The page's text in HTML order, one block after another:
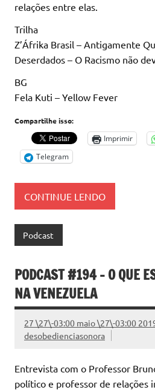
relações entre elas.
Trilha
Z’Áfrika Brasil – Antigamente
Deserdados – O Racismo não
BG
Fela Kuti – Yellow Fever
Compartilhe isso:
Imprimir
Telegram
CONTINUE LENDO
Podcast
PODCAST #194 – O QUE
NA VENEZUELA
27 \27\-03:00 maio \27\-03:00
desobedienciasonora
Entrevista com o Professor
político e professor de relações